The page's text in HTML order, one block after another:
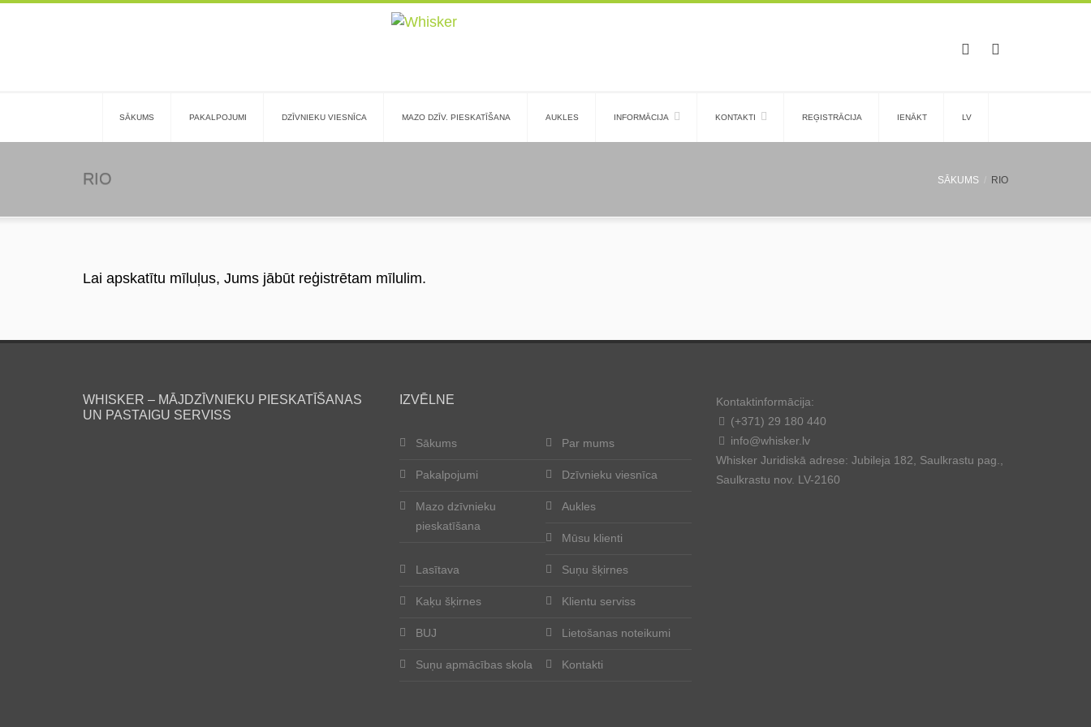
SĀKUMS PAKALPOJUMI DZĪVNIEKU VIESNĪCA MAZO DZĪV. PIESKATĪŠANA AUKLES INFORMĀCIJA KONTAKTI REĢISTRĀCIJA IENĀKT LV
RIO SĀKUMS RIO
Lai apskatītu mīluļus, Jums jābūt reģistrētam mīlulim.
WHISKER – MĀJDZĪVNIEKU PIESKATĪŠANAS
UN PASTAIGU SERVISS
IZVĒLNE
Sākums Par mums
Pakalpojumi Dzīvnieku viesnīca
Mazo dzīvnieku
pieskatīšana
Aukles
Mūsu klienti
Lasītava Suņu šķirnes
Kaķu šķirnes Klientu serviss
BUJ Lietošanas noteikumi
Suņu apmācības skola Kontakti
Kontaktinformācija:
(+371) 29 180 440
info@whisker.lv
Whisker Juridiskā adrese: Jubileja 182, Saulkrastu pag.,
Saulkrastu nov. LV-2160